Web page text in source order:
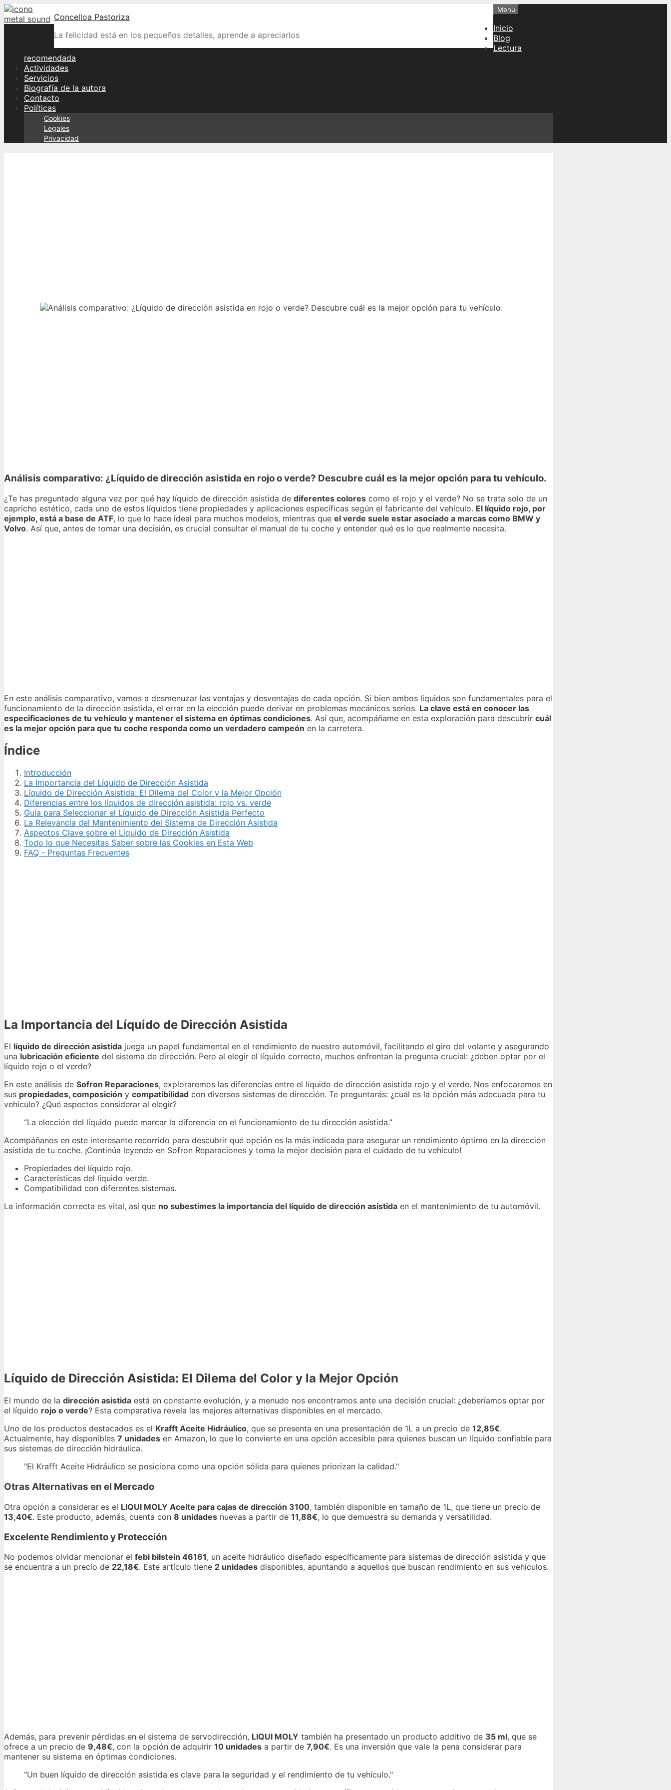
Skip
to
Concelloa Pastoriza
La felicidad está en los pequeños detalles, aprende a apreciarlos
Menu
Inicio
Blog
Lectura
recomendada
Actividades
Servicios
Biografía de la autora
Contacto
Políticas
Cookies
Legales
Privacidad
Análisis comparativo: ¿Líquido de dirección asistida en rojo o verde? Descubre cuál es la mejor opción para tu vehículo.
¿Te has preguntado alguna vez por qué hay líquido de dirección asistida de diferentes colores como el rojo y el verde? No se trata solo de un
capricho estético, cada uno de estos líquidos tiene propiedades y aplicaciones específicas según el fabricante del vehículo. El líquido rojo, por
ejemplo, está a base de ATF, lo que lo hace ideal para muchos modelos, mientras que el verde suele estar asociado a marcas como BMW y
Volvo. Así que, antes de tomar una decisión, es crucial consultar el manual de tu coche y entender qué es lo que realmente necesita.
En este análisis comparativo, vamos a desmenuzar las ventajas y desventajas de cada opción. Si bien ambos líquidos son fundamentales para el
funcionamiento de la dirección asistida, el errar en la elección puede derivar en problemas mecánicos serios. La clave está en conocer las
especificaciones de tu vehículo y mantener el sistema en óptimas condiciones. Así que, acompáñame en esta exploración para descubrir cuál
es la mejor opción para que tu coche responda como un verdadero campeón en la carretera.
Índice
Introducción
La Importancia del Líquido de Dirección Asistida
Líquido de Dirección Asistida: El Dilema del Color y la Mejor Opción
Diferencias entre los líquidos de dirección asistida: rojo vs. verde
Guía para Seleccionar el Líquido de Dirección Asistida Perfecto
La Relevancia del Mantenimiento del Sistema de Dirección Asistida
Aspectos Clave sobre el Líquido de Dirección Asistida
Todo lo que Necesitas Saber sobre las Cookies en Esta Web
FAQ - Preguntas Frecuentes
La Importancia del Líquido de Dirección Asistida
El líquido de dirección asistida juega un papel fundamental en el rendimiento de nuestro automóvil, facilitando el giro del volante y asegurando
una lubricación eficiente del sistema de dirección. Pero al elegir el líquido correcto, muchos enfrentan la pregunta crucial: ¿deben optar por el
líquido rojo o el verde?
En este análisis de Sofron Reparaciones, exploraremos las diferencias entre el líquido de dirección asistida rojo y el verde. Nos enfocaremos en
sus propiedades, composición y compatibilidad con diversos sistemas de dirección. Te preguntarás: ¿cuál es la opción más adecuada para tu
vehículo? ¿Qué aspectos considerar al elegir?
“La elección del líquido puede marcar la diferencia en el funcionamiento de tu dirección asistida.”
Acompáñanos en este interesante recorrido para descubrir qué opción es la más indicada para asegurar un rendimiento óptimo en la dirección
asistida de tu coche. ¡Continúa leyendo en Sofron Reparaciones y toma la mejor decisión para el cuidado de tu vehículo!
Propiedades del líquido rojo.
Características del líquido verde.
Compatibilidad con diferentes sistemas.
La información correcta es vital, así que no subestimes la importancia del líquido de dirección asistida en el mantenimiento de tu automóvil.
Líquido de Dirección Asistida: El Dilema del Color y la Mejor Opción
El mundo de la dirección asistida está en constante evolución, y a menudo nos encontramos ante una decisión crucial: ¿deberíamos optar por
el líquido rojo o verde? Esta comparativa revela las mejores alternativas disponibles en el mercado.
Uno de los productos destacados es el Krafft Aceite Hidráulico, que se presenta en una presentación de 1L a un precio de 12,85€.
Actualmente, hay disponibles 7 unidades en Amazon, lo que lo convierte en una opción accesible para quienes buscan un líquido confiable para
sus sistemas de dirección hidráulica.
"El Krafft Aceite Hidráulico se posiciona como una opción sólida para quienes priorizan la calidad."
Otras Alternativas en el Mercado
Otra opción a considerar es el LIQUI MOLY Aceite para cajas de dirección 3100, también disponible en tamaño de 1L, que tiene un precio de
13,40€. Este producto, además, cuenta con 8 unidades nuevas a partir de 11,88€, lo que demuestra su demanda y versatilidad.
Excelente Rendimiento y Protección
No podemos olvidar mencionar el febi bilstein 46161, un aceite hidráulico diseñado específicamente para sistemas de dirección asistida y que
se encuentra a un precio de 22,18€. Este artículo tiene 2 unidades disponibles, apuntando a aquellos que buscan rendimiento en sus vehículos.
Además, para prevenir pérdidas en el sistema de servodirección, LIQUI MOLY también ha presentado un producto additivo de 35 ml, que se
ofrece a un precio de 9,48€, con la opción de adquirir 10 unidades a partir de 7,90€. Es una inversión que vale la pena considerar para
mantener su sistema en óptimas condiciones.
"Un buen líquido de dirección asistida es clave para la seguridad y el rendimiento de tu vehículo."